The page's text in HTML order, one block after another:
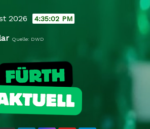
2026 4:35:03 PM
Quelle: DWD